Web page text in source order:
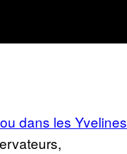
dans les Yvelines